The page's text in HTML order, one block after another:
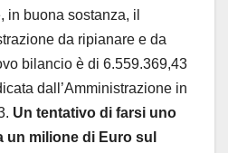
in buona sostanza, il
da ripianare e da
bilancio è di 6.559.369,43
dall’Amministrazione in
Un tentativo di farsi uno
un milione di Euro sul